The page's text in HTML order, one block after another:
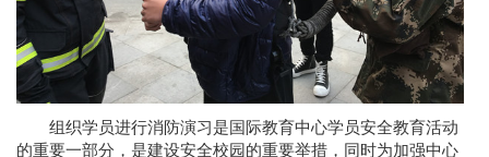
组织学员进行消防演习是国际教育中心学员安全教育活动
的重要一部分，是建设安全校园的重要举措，同时为加强中心